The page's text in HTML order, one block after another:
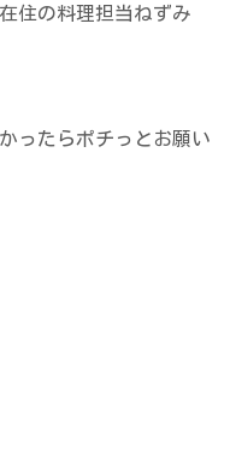
住の料理担当ねずみ
ったらポチっとお願い